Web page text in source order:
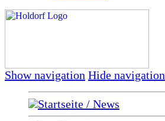
Show navigation Hide navigation
Startseite / News